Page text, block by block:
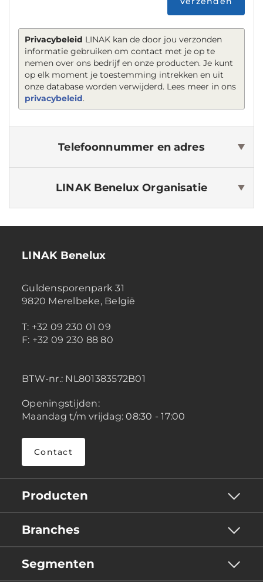
Privacybeleid LINAK kan de door jou verzonden
informatie gebruiken om contact met je op te
nemen over ons bedrijf en onze producten. Je kunt
op elk moment je toestemming intrekken en uit
onze database worden verwijderd. Lees meer in ons
privacybeleid.
Telefoonnummer en adres
LINAK BeneluxOrganisatie
LINAK Benelux
Guldensporenpark 31
9820 Merelbeke, België
T: +32 09 230 01 09
F: +32 09 230 88 80
BTW-nr.: NL801383572B01
Openingstijden:
Maandag t/m vrijdag: 08:30 - 17:00
Contact
Producten
Branches
Segmenten